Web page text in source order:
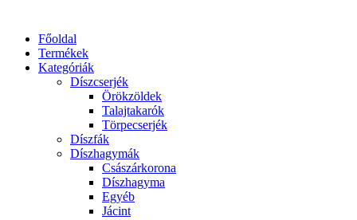
Főoldal
Termékek
Kategóriák
Díszcserjék
Örökzöldek
Talajtakarók
Törpecserjék
Díszfák
Díszhagymák
Császárkorona
Díszhagyma
Egyéb
Jácint